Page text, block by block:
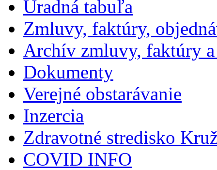
Úradná tabuľa
Zmluvy, faktúry,
Archív zmluvy, faktúry
Dokumenty
Verejné obstarávanie
Inzercia
Zdravotné stredisko
COVID INFO